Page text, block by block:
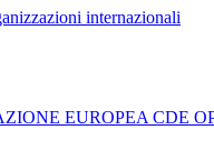
internazionali
EUROPEA CDE